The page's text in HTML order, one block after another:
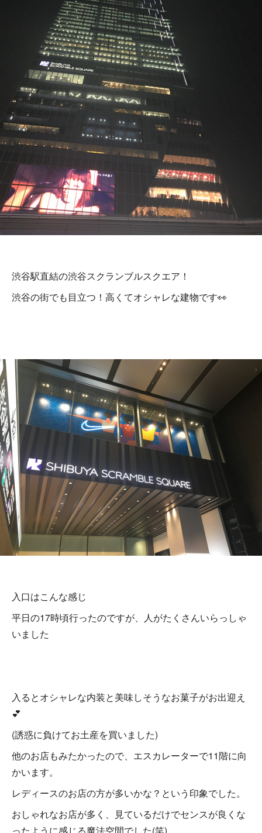
渋谷駅直結の渋谷スクランブルスクエア！
渋谷の街でも目立つ！高くてオシャレな建物です👀
入口はこんな感じ
平日の17時頃行ったのですが、人がたくさんいらっしゃ
いました
入るとオシャレな内装と美味しそうなお菓子がお出迎え
💕
(誘惑に負けてお土産を買いました)
他のお店もみたかったので、エスカレーターで11階に向
かいます。
レディースのお店の方が多いかな？という印象でした。
おしゃれなお店が多く、見ているだけでセンスが良くな